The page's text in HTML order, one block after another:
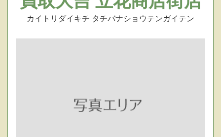
カイトリダイキチ タチバナショウテンガイテン